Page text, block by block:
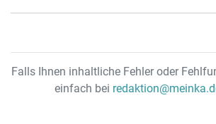
Falls Ihnen inhaltliche Fehler oder
einfach bei